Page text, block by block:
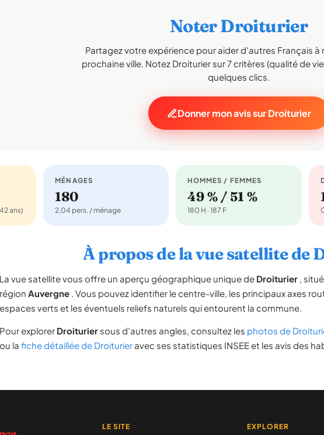
Noter Droiturier
Partagez votre expérience pour aider d'autres Français à
prochaine ville. Notez Droiturier sur 7 critères (qualité de
quelques clics.
Donner mon avis sur Droiturier
ans)
MÉNAGES
180
2,04 pers. / ménage
HOMMES / FEMMES
49 % / 51 %
180 H · 187 F
À propos de la vue satellite de
La vue satellite vous offre un aperçu géographique unique de Droiturier ,
région Auvergne . Vous pouvez identifier le centre-ville, les principaux axes
espaces verts et les éventuels reliefs naturels qui entourent la commune.
Pour explorer Droiturier sous d'autres angles, consultez les photos de
ou la fiche détaillée de Droiturier avec ses statistiques INSEE et les avis des
LE SITE EXPLORER